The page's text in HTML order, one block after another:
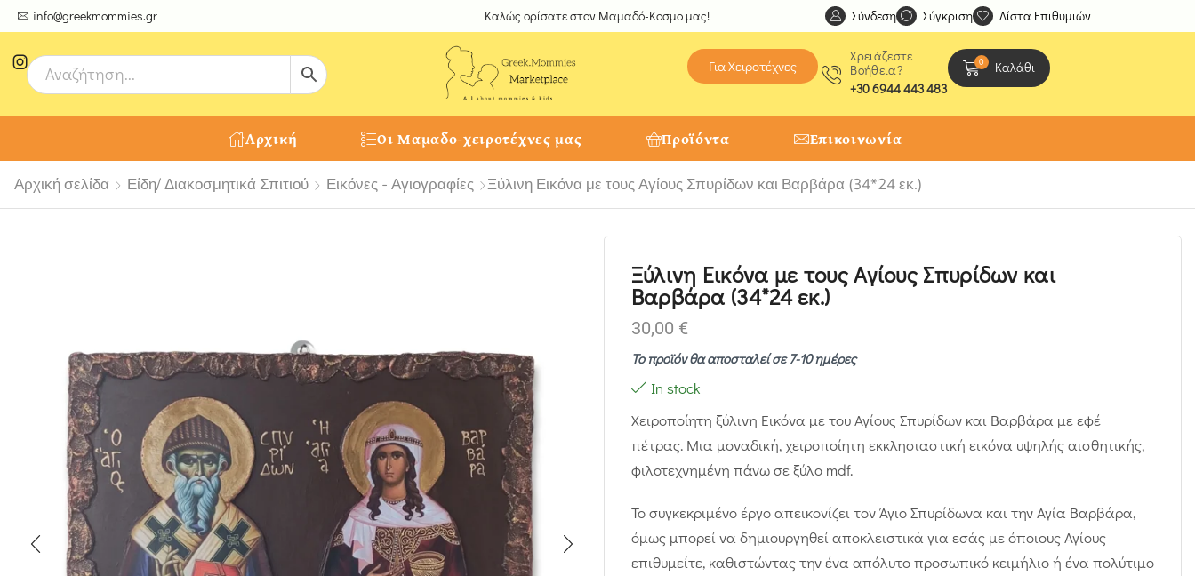
info@greekmommies.gr
μοναδικές δημιουργίες από τους Χειροτέχνες μας! Καλώς ορίσατε στον Μαμαδό-Κοσμο μας! Ανακαλύψτε μοναδικές δημιουργίες από τους
Σύνδεση Σύγκριση Λίστα Επιθυμιών
Για Χειροτέχνες
Χρειάζεστε
Βοήθεια?
+30 6944 443 483
0 Καλάθι
Αρχική Οι Μαμαδο-χειροτέχνες μας Προϊόντα Επικοινωνία
Αρχική σελίδα Είδη/ Διακοσμητικά Σπιτιού Εικόνες - Αγιογραφίες Ξύλινη Εικόνα με τους Αγίους Σπυρίδων και Βαρβάρα (34*24 εκ.)
Ξύλινη Εικόνα με τους Αγίους Σπυρίδων και
Βαρβάρα (34*24 εκ.)
30,00 €
Το προϊόν θα αποσταλεί σε 7-10 ημέρες
In stock
Χειροποίητη ξύλινη Εικόνα με του Αγίους Σπυρίδων και Βαρβάρα με εφέ
πέτρας. Μια μοναδική, χειροποίητη εκκλησιαστική εικόνα υψηλής αισθητικής,
φιλοτεχνημένη πάνω σε ξύλο mdf.
Το συγκεκριμένο έργο απεικονίζει τον Άγιο Σπυρίδωνα και την Αγία Βαρβάρα,
όμως μπορεί να δημιουργηθεί αποκλειστικά για εσάς με όποιους Αγίους
επιθυμείτε, καθιστώντας την ένα απόλυτο προσωπικό κειμήλιο ή ένα πολύτιμο